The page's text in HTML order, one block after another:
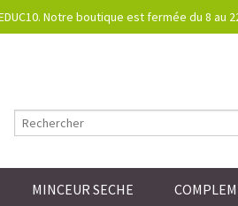
Notre boutique est fermée du 8 au
MINCEUR SECHE